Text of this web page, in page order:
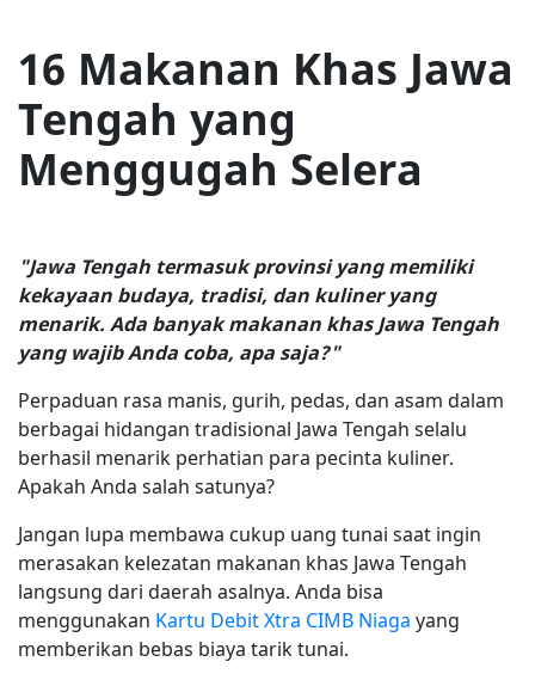
16 Makanan Khas Jawa
Tengah yang
Menggugah Selera
"Jawa Tengah termasuk provinsi yang memiliki
kekayaan budaya, tradisi, dan kuliner yang
menarik. Ada banyak makanan khas Jawa Tengah
yang wajib Anda coba, apa saja?"
Perpaduan rasa manis, gurih, pedas, dan asam dalam
berbagai hidangan tradisional Jawa Tengah selalu
berhasil menarik perhatian para pecinta kuliner.
Apakah Anda salah satunya?
Jangan lupa membawa cukup uang tunai saat ingin
merasakan kelezatan makanan khas Jawa Tengah
langsung dari daerah asalnya. Anda bisa
menggunakan Kartu Debit Xtra CIMB Niaga yang
memberikan bebas biaya tarik tunai.